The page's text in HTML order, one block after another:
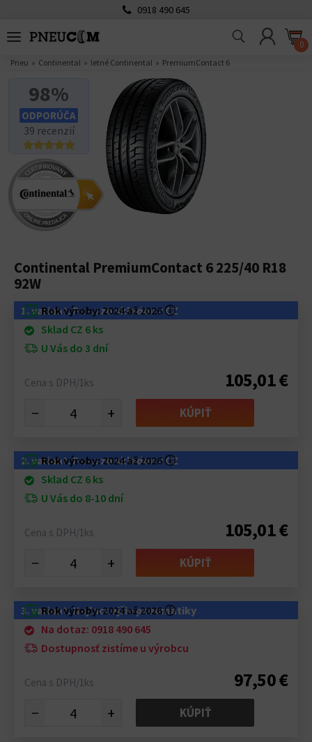
0918 490 645
0
Pneu Continental letné Continental PremiumContact 6
98%
ODPORÚČA
39 recenzií
Continental PremiumContact 6 225/40 R18
92W
1. variant: Pneu zo skladov v CZ
Rok výroby:2024 až 2026ⓘ
Sklad CZ 6 ks
U Vás do 3 dní
Cena s DPH/1ks 105,01 €
− + KÚPIŤ
2. variant: Pneu zo skladov v CZ
Rok výroby:2024 až 2026ⓘ
Sklad CZ 6 ks
U Vás do 8-10 dní
Cena s DPH/1ks 105,01 €
− + KÚPIŤ
3. variant: Najlacnejšie pneumatiky
Rok výroby:2024 až 2026ⓘ
Na dotaz: 0918 490 645
Dostupnosť zistíme u výrobcu
Cena s DPH/1ks 97,50 €
− + KÚPIŤ